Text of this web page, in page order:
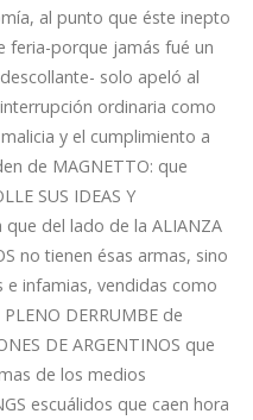
al punto que éste inepto
feria-porque jamás fué un
solo apeló al
ordinaria como
y el cumplimiento a
de MAGNETTO: que
SUS IDEAS Y
que del lado de la ALIANZA
no tienen ésas armas, sino
e infamias, vendidas como
DERRUMBE de
DE ARGENTINOS que
de los medios
escuálidos que caen hora